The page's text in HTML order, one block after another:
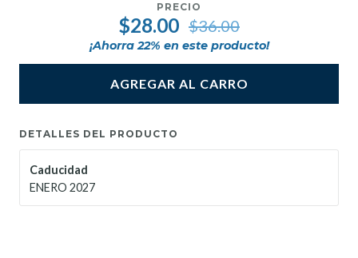
PRECIO
$28.00 $36.00
¡Ahorra 22% en este producto!
AGREGAR AL CARRO
DETALLES DEL PRODUCTO
Caducidad
ENERO 2027